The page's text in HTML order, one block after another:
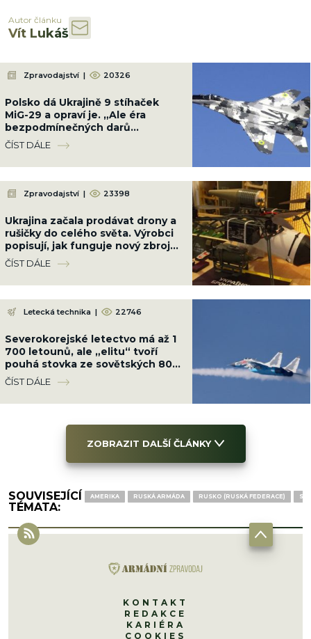
Autor článku
Vít Lukáš
Zpravodajství | 20326
Polsko dá Ukrajině 9 stíhaček
MiG-29 a opraví je. „Ale éra
bezpodmínečných darů
skončila,“ vzkázala Varšava
ČÍST DÁLE
Zpravodajství | 23398
Ukrajina začala prodávat drony a
rušičky do celého světa. Výrobci
popisují, jak funguje nový zbrojní
byznys uprostřed války
ČÍST DÁLE
Letecká technika | 22746
Severokorejské letectvo má až 1
700 letounů, ale „elitu“ tvoří
pouhá stovka ze sovětských 80.
let. Podceňovat ho nelze
ČÍST DÁLE
ZOBRAZIT DALŠÍ ČLÁNKY
SOUVISEJÍCÍ
TÉMATA:
AMERIKA RUSKÁ ARMÁDA RUSKO (RUSKÁ FEDERACE)
KONTAKT
REDAKCE
KARIÉRA
COOKIES